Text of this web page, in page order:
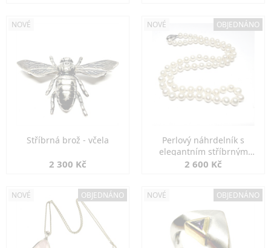
NOVÉ
Stříbrná brož - včela
2 300 Kč
NOVÉ OBJEDNÁNO
Perlový náhrdelník s
elegantním stříbrným
zapínáním
2 600 Kč
NOVÉ OBJEDNÁNO NOVÉ OBJEDNÁNO